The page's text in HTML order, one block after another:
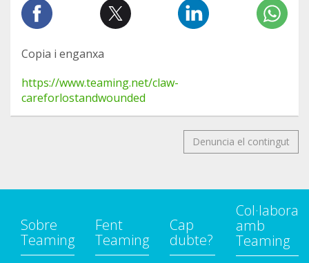
Copia i enganxa
https://www.teaming.net/claw-
careforlostandwounded
Denuncia el contingut
Sobre
Teaming
Fent
Teaming
Cap
dubte?
Col·labora
amb
Teaming